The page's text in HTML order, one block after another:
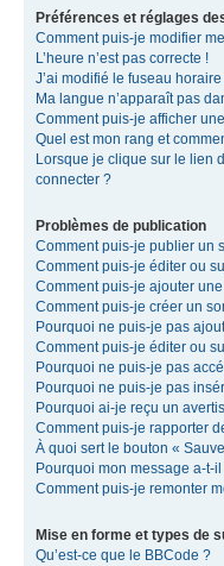
Préférences et réglages
Comment puis-je modifier
L’heure n’est pas correcte !
J’ai modifié le fuseau
Ma langue n’apparaît pas
Comment puis-je afficher
Quel est mon rang et
Lorsque je clique sur le lien
connecter ?
Problèmes de publication
Comment puis-je publier un
Comment puis-je éditer ou
Comment puis-je ajouter
Comment puis-je créer un
Pourquoi ne puis-je pas
Comment puis-je éditer ou
Pourquoi ne puis-je pas
Pourquoi ne puis-je pas
Pourquoi ai-je reçu un
Comment puis-je rapporter
À quoi sert le bouton «
Pourquoi mon message a-t-
Comment puis-je remonter
Mise en forme et types de
Qu’est-ce que le BBCode ?